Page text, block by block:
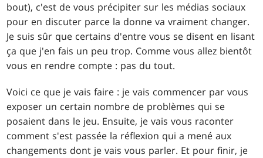
bout), c'est de vous précipiter sur les médias sociaux
pour en discuter parce la donne va vraiment changer.
Je suis sûr que certains d'entre vous se disent en lisant
ça que j'en fais un peu trop. Comme vous allez bientôt
vous en rendre compte : pas du tout.
Voici ce que je vais faire : je vais commencer par vous
exposer un certain nombre de problèmes qui se
posaient dans le jeu. Ensuite, je vais vous raconter
comment s'est passée la réflexion qui a mené aux
changements dont je vais vous parler. Et pour finir, je